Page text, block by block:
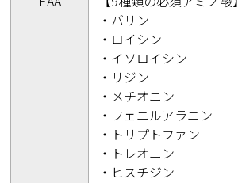
・バリン
・ロイシン
・イソロイシン
・リジン
・メチオニン
・フェニルアラニン
・トリプトファン
・トレオニン
・ヒスチジン